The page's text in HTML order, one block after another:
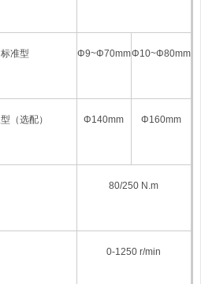
标准型 Φ9~Φ70mmΦ10~Φ80mm
（选配） Φ140mm Φ160mm
80/250 N.m
0-1250 r/min